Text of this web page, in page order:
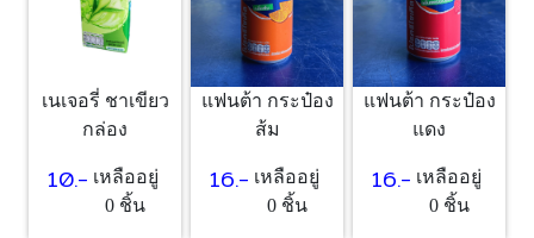
เนเจอรี่ ชาเขียว
กล่อง
10.- เหลืออยู่
0 ชิ้น
แฟนต้า กระป๋อง
ส้ม
16.- เหลืออยู่
0 ชิ้น
แฟนต้า กระป๋อง
แดง
16.- เหลืออยู่
0 ชิ้น